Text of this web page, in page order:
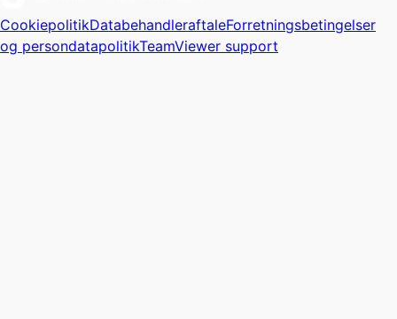
CookiepolitikDatabehandleraftaleForretningsbetingelser
og persondatapolitikTeamViewer support